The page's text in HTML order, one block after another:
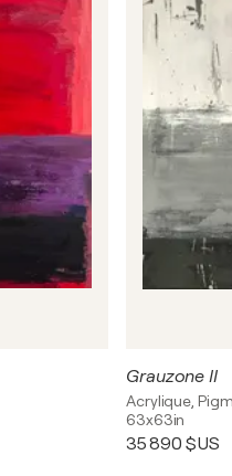
Grauzone II
Acrylique,
63x63in
35 890 $US